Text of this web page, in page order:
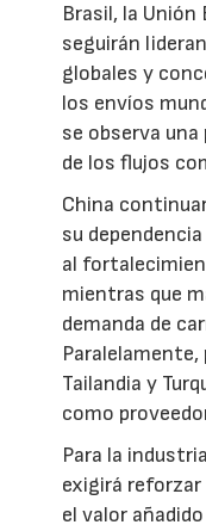
Brasil, la Unión
seguirán
globales y
los envíos
se observa
de los flujos
China
su
al
mientras que
demanda de
Tailandia y
como
Para la
exigirá
el valor